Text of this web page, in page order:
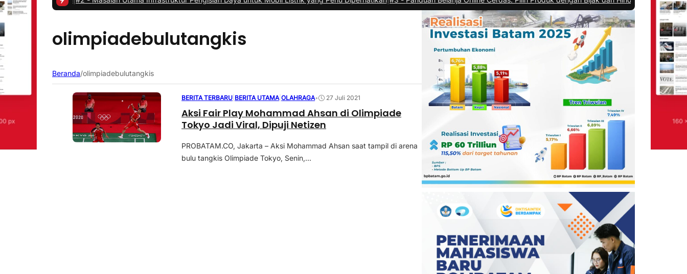
olimpiadebulutangkis
Beranda/olimpiadebulutangkis
BERITA TERBARU BERITA UTAMA |OLAHRAGA• 27 Juli 2021
Aksi Fair Play Mohammad Ahsan di Olimpiade
Tokyo Jadi Viral, Dipuji Netizen
PROBATAM.CO, Jakarta – Aksi Mohammad Ahsan saat tampil di arena
bulu tangkis Olimpiade Tokyo, Senin,...